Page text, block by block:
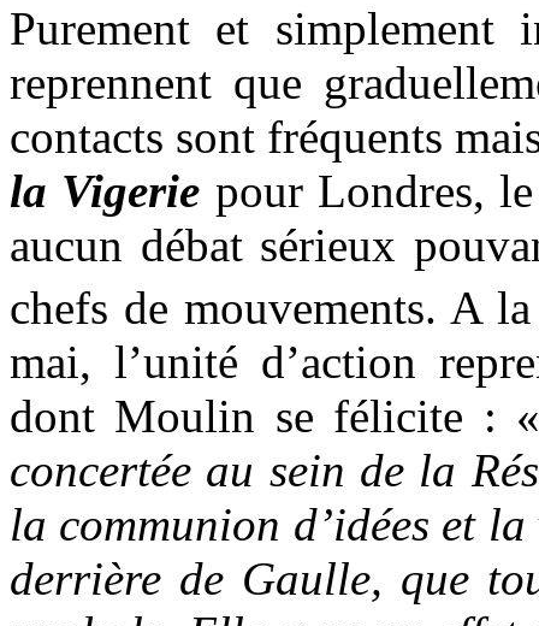
Purement et simplement
reprennent que
contacts sont fréquents
la Vigerie pour Londres,
aucun débat sérieux
chefs de mouvements. A
mai, l’unité d’action
dont Moulin se félicite :
concertée au sein de la
la communion d’idées et
derrière de Gaulle, que